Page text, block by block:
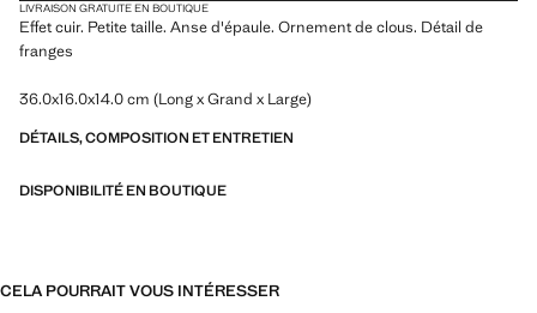
LIVRAISON GRATUITE EN BOUTIQUE
Effet cuir. Petite taille. Anse d'épaule. Ornement de clous. Détail de
franges
36.0x16.0x14.0 cm (Long x Grand x Large)
DÉTAILS, COMPOSITION ET ENTRETIEN
DISPONIBILITÉ EN BOUTIQUE
CELA POURRAIT VOUS INTÉRESSER